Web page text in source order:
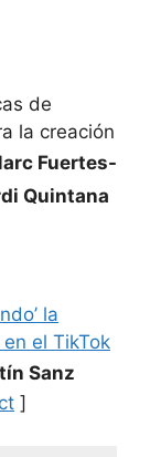
de
la creación
Fuertes-
Quintana
la
en el TikTok
Sanz
]